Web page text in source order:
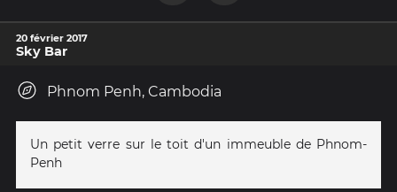
20 février 2017
Sky Bar
Phnom Penh, Cambodia
Un petit verre sur le toit d'un immeuble de Phnom-
Penh